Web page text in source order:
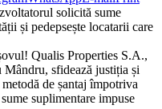
solicită sume
și pedepsește locatarii care
Qualis Properties S.A.,
sfidează justiția și
de șantaj împotriva
suplimentare impuse